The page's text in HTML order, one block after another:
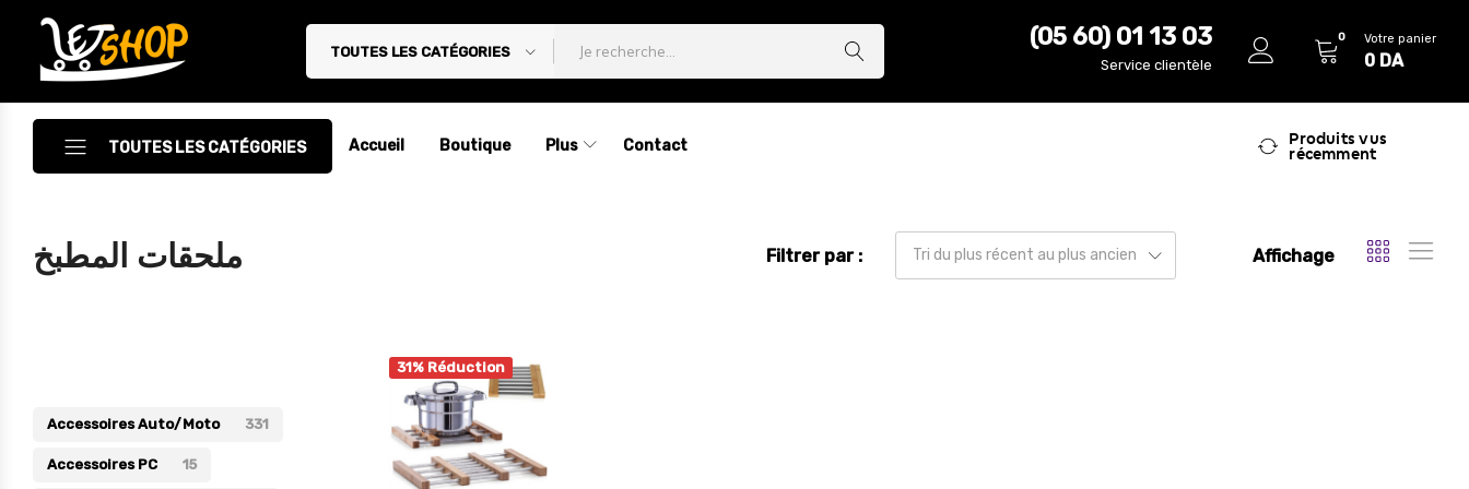
Letshop.dz
TOUTES LES CATÉGORIES
(05 60) 01 13 03
Service clientèle
0 Votre panier
0 DA
TOUTES LES CATÉGORIES
Accessoires
Décoration
Electroménager
Accueil Boutique Plus Contact
Produits vus
récemment
ملحقات المطبخ Filtrer par : Tri du plus récent au plus ancien Affichage
31% Réduction
Accessoires Auto/Moto 331
Accessoires PC 15